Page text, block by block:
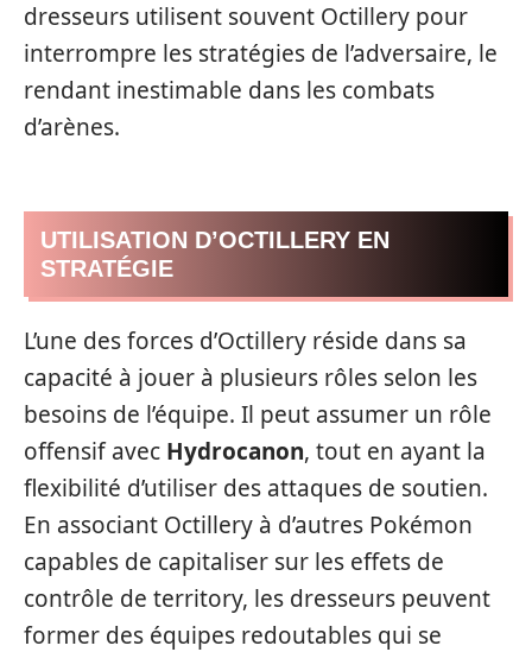
dresseurs utilisent souvent Octillery pour
interrompre les stratégies de l’adversaire, le
rendant inestimable dans les combats
d’arènes.
UTILISATION D’OCTILLERY EN
STRATÉGIE
L’une des forces d’Octillery réside dans sa
capacité à jouer à plusieurs rôles selon les
besoins de l’équipe. Il peut assumer un rôle
offensif avec Hydrocanon, tout en ayant la
flexibilité d’utiliser des attaques de soutien.
En associant Octillery à d’autres Pokémon
capables de capitaliser sur les effets de
contrôle de territory, les dresseurs peuvent
former des équipes redoutables qui se